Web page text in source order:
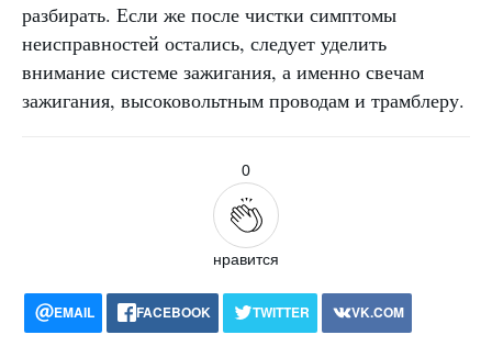
разбирать. Если же после чистки симптомы
неисправностей остались, следует уделить
внимание системе зажигания, а именно свечам
зажигания, высоковольтным проводам и трамблеру.
0
нравится
EMAIL FACEBOOK TWITTER
VK.COM